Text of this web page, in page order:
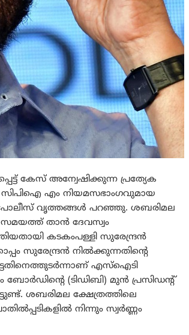
കേസ് അന്വേഷിക്കുന്ന പ്രത്യേക
എം നിയമസഭാംഗവുമായ
പോലീസ് വൃത്തങ്ങള്‍ പറഞ്ഞു. ശബരിമല
സമയത്ത് താൻ ദേവസ്വം
കടകം‌പള്ളി സുരേന്ദ്രൻ
സുരേന്ദ്രൻ നിൽക്കുന്നതിന്റെ
എസ്‌ഐടി
ബോർഡിന്റെ (ടിഡിബി) മുൻ പ്രസിഡന്റ്
ശബരിമല ക്ഷേത്രത്തിലെ
നിന്നും സ്വർണ്ണം